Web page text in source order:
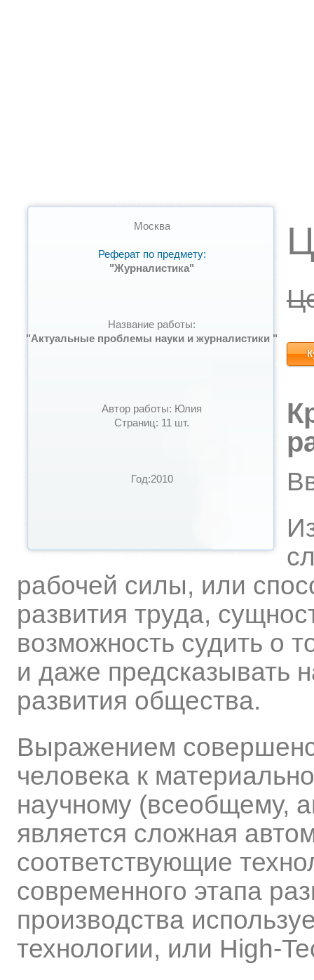
Москва
Реферат по предмету:
"Журналистика"
Название работы:
"Актуальные проблемы науки и журналистики "
Автор работы: Юлия
Страниц: 11 шт.
Год:2010
рабочей силы, или
развития труда,
возможность судить о
и даже предсказывать
развития общества.
Выражением
человека к
научному (всеобщему,
является сложная
соответствующие
современного этапа
производства
технологии, или High-